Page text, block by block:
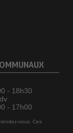
- 18h30
- 17h00
vous. Ces